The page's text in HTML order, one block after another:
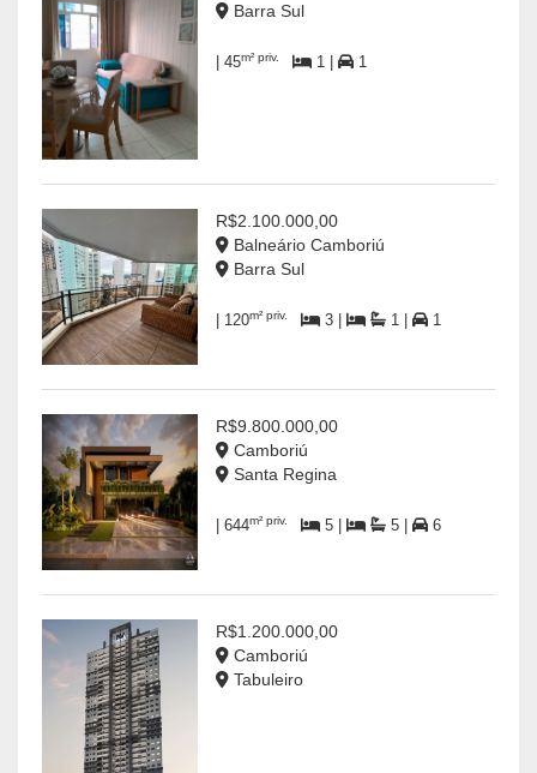
Barra Sul
| 45m² priv. 1 | 1
R$2.100.000,00
Balneário Camboriú
Barra Sul
| 120m² priv. 3 | 1 | 1
R$9.800.000,00
Camboriú
Santa Regina
| 644m² priv. 5 | 5 | 6
R$1.200.000,00
Camboriú
Tabuleiro